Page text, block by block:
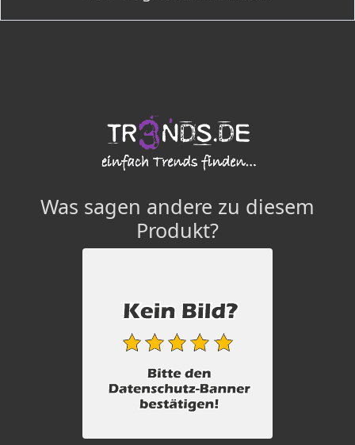
Was sagen andere zu diesem
Produkt?